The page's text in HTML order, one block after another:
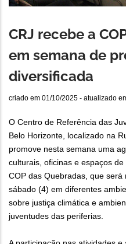
CRJ recebe a
em semana de
diversificada
criado em 01/10/2025 - atualizado
O Centro de Referência das
Belo Horizonte, localizado na
promove nesta semana uma
culturais, oficinas e espaços
COP das Quebradas, que
sábado (4) em diferentes
sobre justiça climática e
juventudes das periferias.